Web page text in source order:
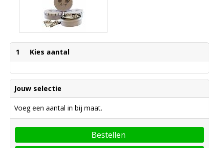
1 Kies aantal
Jouw selectie
Voeg een aantal in bij maat.
Bestellen